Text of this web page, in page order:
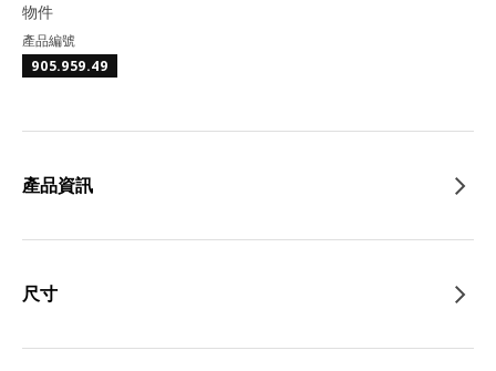
物件
產品編號
905.959.49
產品資訊
尺寸